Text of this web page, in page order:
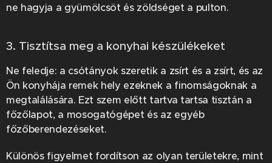
ne hagyja a gyümölcsöt és zöldséget a pulton.
3. Tisztítsa meg a konyhai készülékeket
Ne feledje: a csótányok szeretik a zsírt és a zsírt, és az
Ön konyhája remek hely ezeknek a finomságoknak a
megtalálására. Ezt szem előtt tartva tartsa tisztán a
főzőlapot, a mosogatógépet és az egyéb
főzőberendezéseket.
Különös figyelmet fordítson az olyan területekre, mint